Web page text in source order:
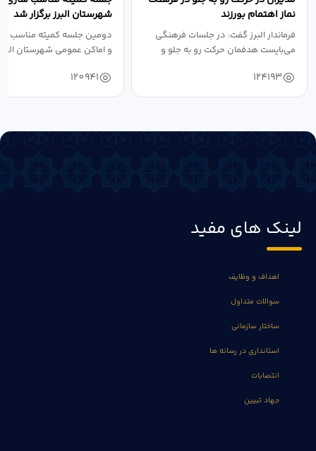
نماز اهتمام بورزند
فرماندار البرز گفت: در جلسات فرهنگی
می‌بایست هدفمان حرکت رو به جلو و
124193
شهرستان البرز برگزار شد
دومین جلسه کمیته مناسب
و اماکن عمومی شهرستان
120941
لینک های مفید
اهداف و وظایف
سوالات متداول
ساختار سازمانی
استانداری در رسانه ها
انتصابات
جهاد تبیین